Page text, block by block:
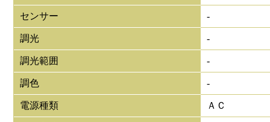
センサー -
調光 -
調光範囲 -
調色 -
電源種類 ＡＣ